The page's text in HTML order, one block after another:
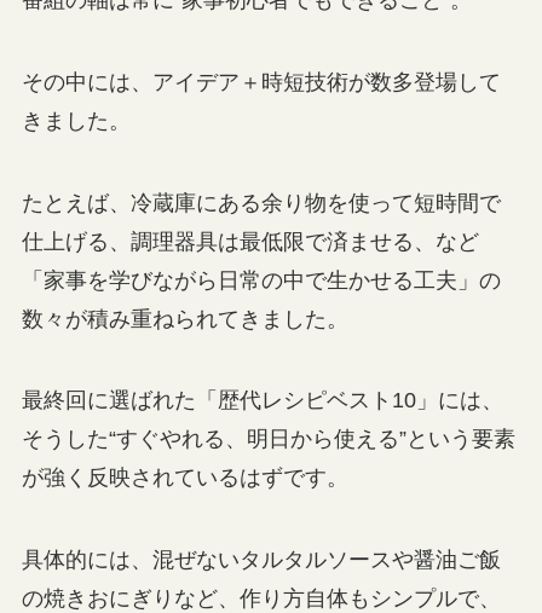
その中には、アイデア＋時短技術が数多登場して
きました。
たとえば、冷蔵庫にある余り物を使って短時間で
仕上げる、調理器具は最低限で済ませる、など
「家事を学びながら日常の中で生かせる工夫」の
数々が積み重ねられてきました。
最終回に選ばれた「歴代レシピベスト10」には、
そうした“すぐやれる、明日から使える”という要素
が強く反映されているはずです。
具体的には、混ぜないタルタルソースや醤油ご飯
の焼きおにぎりなど、作り方自体もシンプルで、